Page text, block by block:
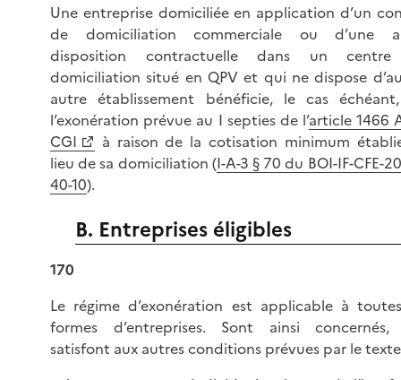
Une entreprise domiciliée en application d’un
de domiciliation commerciale ou d’une
disposition contractuelle dans un
domiciliation situé en QPV et qui ne dispose
autre établissement bénéficie, le cas
l’exonération prévue au I septies de l’article 1466
CGI
à raison de la cotisation minimum
lieu de sa domiciliation (I-A-3 § 70 du BOI-IF-CFE-
40-10).
B. Entreprises éligibles
170
Le régime d’exonération est applicable à
formes d’entreprises. Sont ainsi concernés,
satisfont aux autres conditions prévues par le